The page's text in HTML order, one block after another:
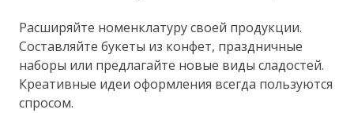
Расширяйте номенклатуру своей продукции.
Составляйте букеты из конфет, праздничные
наборы или предлагайте новые виды сладостей.
Креативные идеи оформления всегда пользуются
спросом.